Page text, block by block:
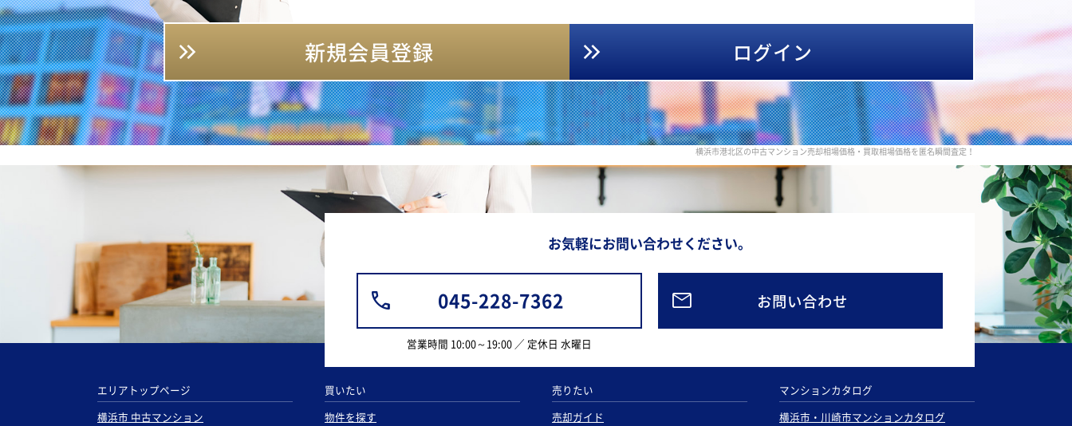
新規会員登録 ログイン
横浜市港北区の中古マンション売却相場価格・買取相場価格を匿名瞬間査定！
お気軽にお問い合わせください。
045-228-7362
営業時間 10:00～19:00 ／ 定休日 水曜日
お問い合わせ
エリアトップページ
横浜市 中古マンション
買いたい
物件を探す
売りたい
売却ガイド
マンションカタログ
横浜市・川崎市マンションカタログ